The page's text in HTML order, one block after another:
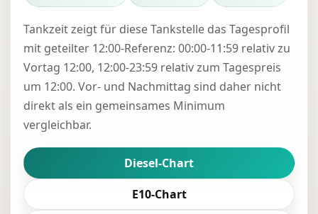
Tankzeit zeigt für diese Tankstelle das Tagesprofil
mit geteilter 12:00-Referenz: 00:00-11:59 relativ zu
Vortag 12:00, 12:00-23:59 relativ zum Tagespreis
um 12:00. Vor- und Nachmittag sind daher nicht
direkt als ein gemeinsames Minimum
vergleichbar.
Diesel-Chart
E10-Chart